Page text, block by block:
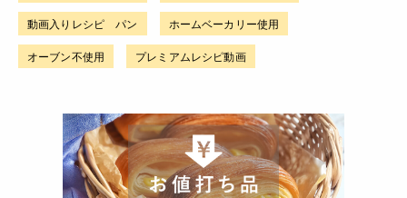
動画入りレシピ パン ホームベーカリー使用
オーブン不使用 プレミアムレシピ動画